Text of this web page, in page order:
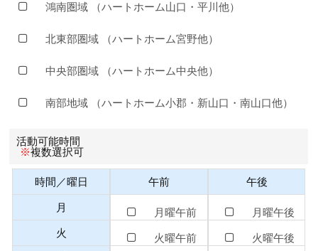
鴻南圏域 （ハートホーム山口・平川他）
北東部圏域 （ハートホーム宮野他）
中央部圏域 （ハートホーム中央他）
南部地域 （ハートホーム小郡・新山口・南山口他）
活動可能時間
※複数選択可
時間／曜日
月
火
午前
月曜午前
火曜午前
午後
月曜午後
火曜午後